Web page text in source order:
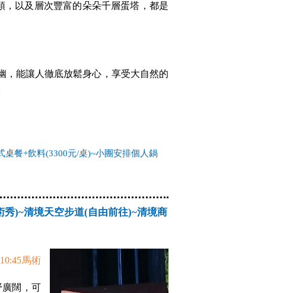
以及層次豐富的朵朵千層蛋塔，都是
，能讓人徹底放鬆身心，享受大自然的
桌餐+飲料(3300元/桌)~小團安排個人鍋
)~清境天空步道(自由前往)~清境商
馬術
闊，可